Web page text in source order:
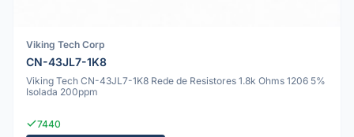
Viking Tech Corp
CN-43JL7-1K8
Viking Tech CN-43JL7-1K8 Rede de Resistores 1.8k Ohms 1206 5%
Isolada 200ppm
7440